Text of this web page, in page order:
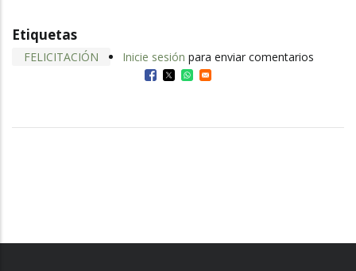
Etiquetas
FELICITACIÓN Inicie sesión para enviar comentarios